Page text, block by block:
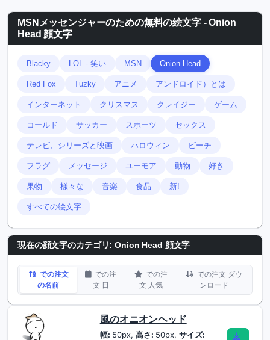
MSNメッセンジャーのための無料の絵文字 - Onion
Head 顔文字
Blacky LOL - 笑い MSN Onion Head
Red Fox Tuzky アニメ アンドロイド）とは
インターネット クリスマス クレイジー ゲーム
コールド サッカー スポーツ セックス
テレビ、シリーズと映画 ハロウィン ビーチ
フラグ メッセージ ユーモア 動物 好き
果物 様々な 音楽 食品 新!
すべての絵文字
現在の顔文字のカテゴリ:Onion Head 顔文字
での注文
の名前
での注
文 日
での注
文 人気
での注文 ダウ
ンロード
風のオニオンヘッド
幅: 50px, 高さ: 50px, サイズ: